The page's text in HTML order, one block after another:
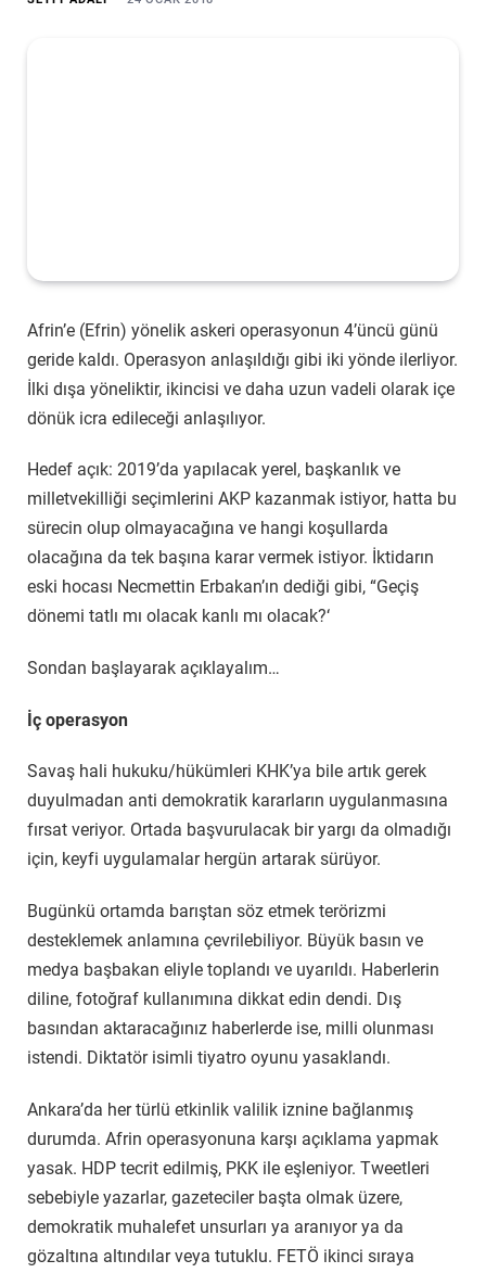
Afrin’e (Efrin) yönelik askeri operasyonun 4’üncü günü
geride kaldı. Operasyon anlaşıldığı gibi iki yönde ilerliyor.
İlki dışa yöneliktir, ikincisi ve daha uzun vadeli olarak içe
dönük icra edileceği anlaşılıyor.
Hedef açık: 2019’da yapılacak yerel, başkanlık ve
milletvekilliği seçimlerini AKP kazanmak istiyor, hatta bu
sürecin olup olmayacağına ve hangi koşullarda
olacağına da tek başına karar vermek istiyor. İktidarın
eski hocası Necmettin Erbakan’ın dediği gibi, “Geçiş
dönemi tatlı mı olacak kanlı mı olacak?‘
Sondan başlayarak açıklayalım…
İç operasyon
Savaş hali hukuku/hükümleri KHK’ya bile artık gerek
duyulmadan anti demokratik kararların uygulanmasına
fırsat veriyor. Ortada başvurulacak bir yargı da olmadığı
için, keyfi uygulamalar hergün artarak sürüyor.
Bugünkü ortamda barıştan söz etmek terörizmi
desteklemek anlamına çevrilebiliyor. Büyük basın ve
medya başbakan eliyle toplandı ve uyarıldı. Haberlerin
diline, fotoğraf kullanımına dikkat edin dendi. Dış
basından aktaracağınız haberlerde ise, milli olunması
istendi. Diktatör isimli tiyatro oyunu yasaklandı.
Ankara’da her türlü etkinlik valilik iznine bağlanmış
durumda. Afrin operasyonuna karşı açıklama yapmak
yasak. HDP tecrit edilmiş, PKK ile eşleniyor. Tweetleri
sebebiyle yazarlar, gazeteciler başta olmak üzere,
demokratik muhalefet unsurları ya aranıyor ya da
gözaltına altındılar veya tutuklu. FETÖ ikinci sıraya